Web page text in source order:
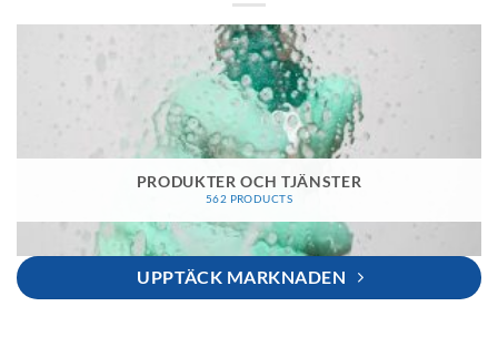
PRODUKTER OCH TJÄNSTER
562 PRODUCTS
UPPTÄCK MARKNADEN